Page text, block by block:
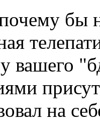
бы
вашего
на